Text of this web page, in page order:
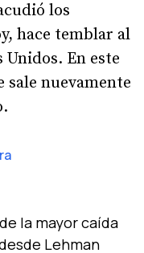
los
hace temblar al
En este
sale nuevamente
la mayor caída
Lehman